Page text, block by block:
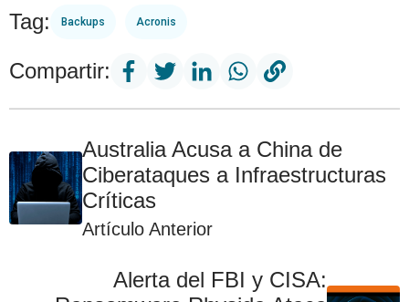
Tag: Backups Acronis
Compartir:
Australia Acusa a China de
Ciberataques a Infraestructuras
Críticas
Artículo Anterior
Alerta del FBI y CISA: